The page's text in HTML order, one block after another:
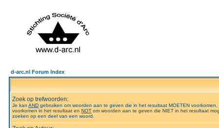
d-arc.nl Forum Index
Zoek op trefwoorden:
Je kan AND gebruiken om woorden aan te geven die in het resultaat MOETEN voorkomen,
voorkomen in het resultaat en NOT om woorden aan te geven die NIET in het resultaat
zoeken op een deel van een woord.